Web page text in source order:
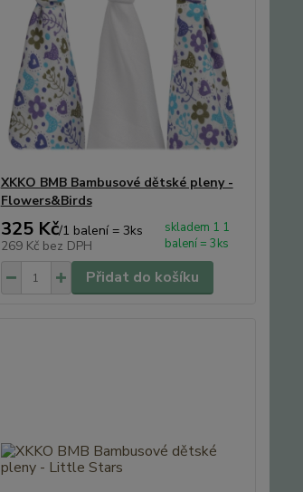
XKKO BMB Bambusové dětské pleny -
Flowers&Birds
325 Kč/1 balení = 3ks
269 Kč bez DPH
skladem 1 1
balení = 3ks
Přidat do košíku